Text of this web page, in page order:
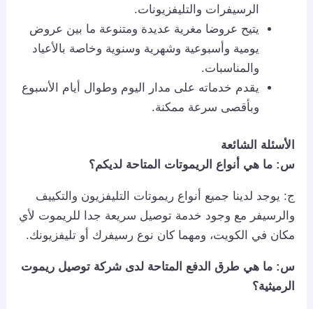
الرسيفرات والتليفزيونات.
يتيح عروضا مغرية عديدة ومتنوعة ما بين عروض
يومية وأسبوعية وشهرية وسنوية وخاصة بالأعياد
والمناسبات.
يقدم خدماته على مدار اليوم وطوال أيام الأسبوع
وبأقصى سرعة ممكنة.
الأسئلة الشائعة
س: ما هي أنواع الريموتات المتاحة لديكم؟
ج: يوجد لدينا جميع أنواع ريموتات التليفزيون والتكييف
والرسيفر مع وجود خدمة توصيل سريعة جدا للريموت لأي
مكان في الكويت، ومهما كان نوع رسيفرك أو تليفزيونك.
س: ما هي طرق الدفع المتاحة لدى شركة توصيل ريموت
الرميثية؟